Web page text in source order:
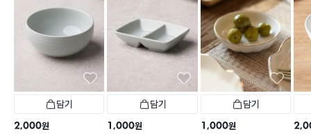
담기
2,000원
담기
1,000원
담기
1,000원